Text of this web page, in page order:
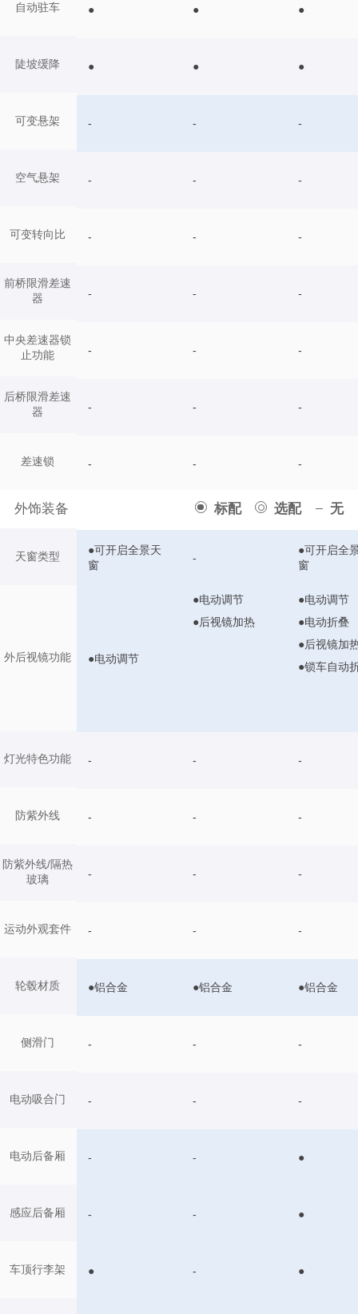
自动驻车
陡坡缓降
可变悬架
空气悬架
可变转向比
前桥限滑差速
器
中央差速器锁
止功能
后桥限滑差速
器
差速锁
外饰装备 标配 选配 无
天窗类型
外后视镜功能
灯光特色功能
防紫外线
防紫外线/隔热
玻璃
运动外观套件
轮毂材质
侧滑门
电动吸合门
电动后备厢
感应后备厢
车顶行李架
● ● ●
● ● ●
- - -
- - -
- - -
- - -
- - -
- - -
- - -
●可开启全景天
窗
-
●可开启全
窗
●电动调节
●电动调节
●后视镜加热
●电动调节
●电动折叠
●后视镜加
●锁车自动
- - -
- - -
- - -
- - -
●铝合金 ●铝合金 ●铝合金
- - -
- - -
- - ●
- - ●
● - ●